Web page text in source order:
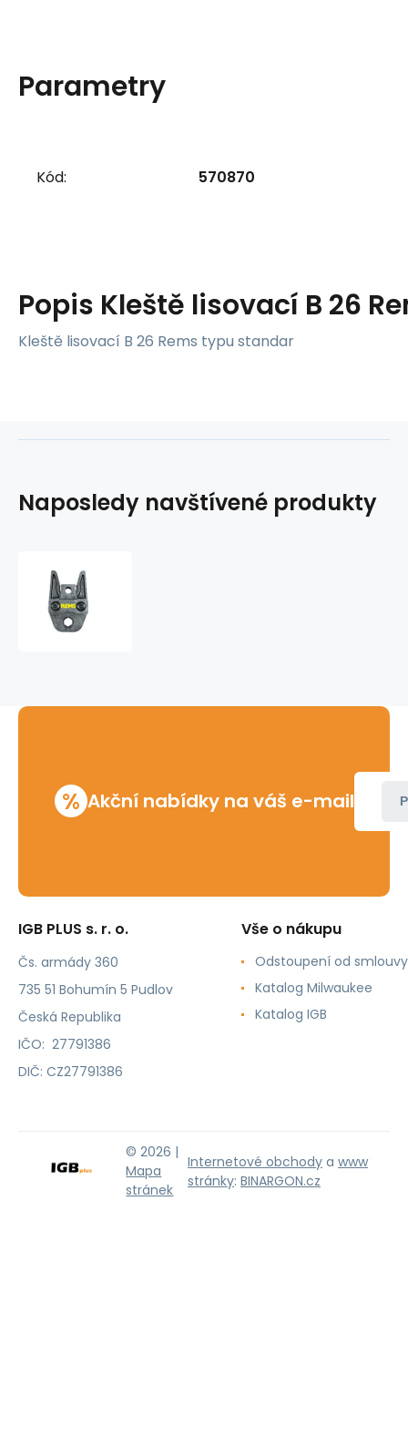
Parametry
Kód: 570870
Popis Kleště lisovací B 26
Kleště lisovací B 26 Rems typu standar
Naposledy navštívené produkty
% Akční nabídky na váš e-mail
IGB PLUS s. r. o.
Čs. armády 360
735 51 Bohumín 5 Pudlov
Česká Republika
IČO: 27791386
DIČ: CZ27791386
Vše o nákupu
Odstoupení od smlouvy
Katalog Milwaukee
Katalog IGB
© 2026 |
Mapa
stránek
Internetové obchody a www
stránky: BINARGON.cz